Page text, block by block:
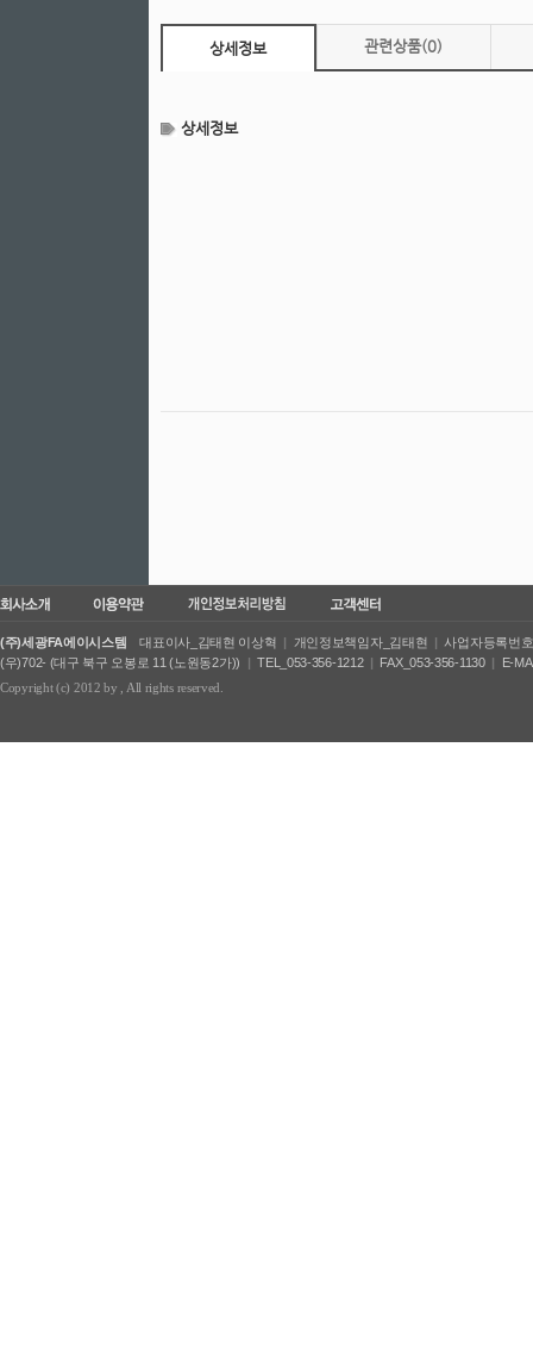
레듀샤-황동
상세정보 관련상품(0)
상세정보
(주)세광FA에이시스템 대표이사_김태현 이상혁 | 개인정보책임자_김태현 | 사업자등록번
(우)702- (대구 북구 오봉로 11 (노원동2가))
| TEL_053-356-1212 | FAX_053-356-1130 |
E-
Copyright (c) 2012 by
, All rights reserved.